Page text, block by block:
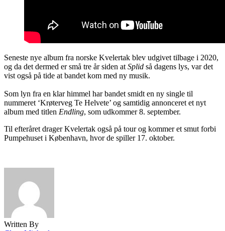
Seneste nye album fra norske Kvelertak blev udgivet tilbage i 2020,
og da det dermed er små tre år siden atSplid så dagens lys, var det
vist også på tide at bandet kom med ny musik.
Som lyn fra en klar himmel har bandet smidt en ny single til
nummeret ‘Krøterveg Te Helvete’ og samtidig annonceret et nyt
album med titlen Endling, som udkommer 8. september.
Til efteråret drager Kvelertak også på tour og kommer et smut forbi
Pumpehuset i København, hvor de spiller 17. oktober.
Written By